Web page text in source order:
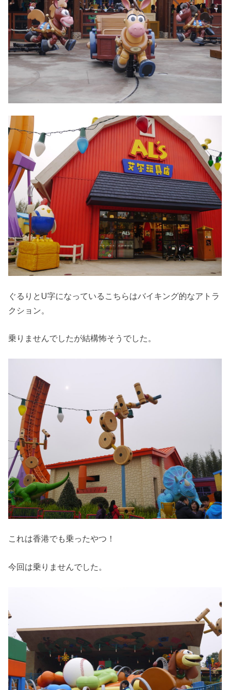
ぐるりとU字になっているこちらはバイキング的なアトラ
クション。
乗りませんでしたが結構怖そうでした。
これは香港でも乗ったやつ！
今回は乗りませんでした。